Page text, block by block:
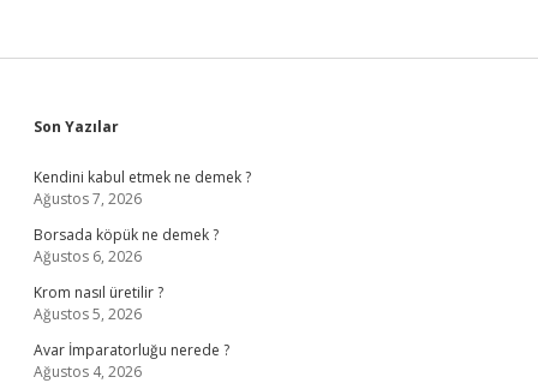
Sidebar
Son Yazılar
Kendini kabul etmek ne demek ?
Ağustos 7, 2026
Borsada köpük ne demek ?
Ağustos 6, 2026
Krom nasıl üretilir ?
Ağustos 5, 2026
Avar İmparatorluğu nerede ?
Ağustos 4, 2026